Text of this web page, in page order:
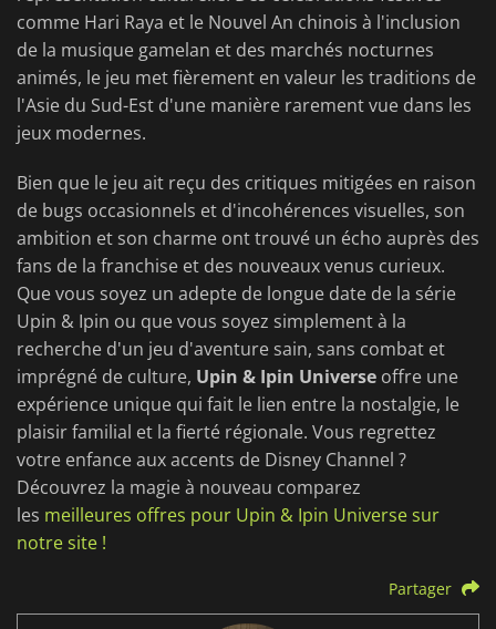
comme Hari Raya et le Nouvel An chinois à l'inclusion
de la musique gamelan et des marchés nocturnes
animés, le jeu met fièrement en valeur les traditions de
l'Asie du Sud-Est d'une manière rarement vue dans les
jeux modernes.
Bien que le jeu ait reçu des critiques mitigées en raison
de bugs occasionnels et d'incohérences visuelles, son
ambition et son charme ont trouvé un écho auprès des
fans de la franchise et des nouveaux venus curieux.
Que vous soyez un adepte de longue date de la série
Upin & Ipin ou que vous soyez simplement à la
recherche d'un jeu d'aventure sain, sans combat et
imprégné de culture, Upin & Ipin Universe offre une
expérience unique qui fait le lien entre la nostalgie, le
plaisir familial et la fierté régionale. Vous regrettez
votre enfance aux accents de Disney Channel ?
Découvrez la magie à nouveau comparez
les meilleures offres pour Upin & Ipin Universe sur
notre site !
Partager